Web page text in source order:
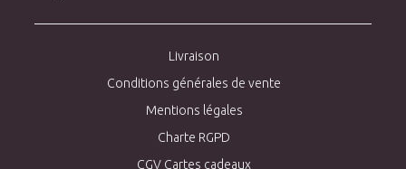
Livraison
Conditions générales de vente
Mentions légales
Charte RGPD
CGV Cartes cadeaux